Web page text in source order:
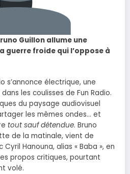
Guillon allume une
guerre froide qui l’oppose à
s’annonce électrique, une
les coulisses de Fun Radio.
du paysage audiovisuel
les mêmes ondes… et
tout sauf détendue. Bruno
de la matinale, vient de
Hanouna, alias « Baba », en
propos critiques, pourtant
volé.